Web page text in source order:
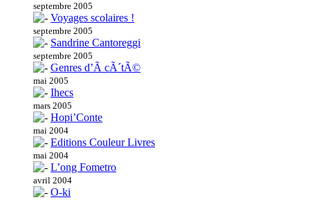
septembre 2005
Voyages scolaires !
septembre 2005
Sandrine Cantoreggi
septembre 2005
Genres d’Ã cÃ´tÃ©
mai 2005
Ihecs
mars 2005
Hopi’Conte
mai 2004
Editions Couleur Livres
mai 2004
L’ong Fometro
avril 2004
O-ki